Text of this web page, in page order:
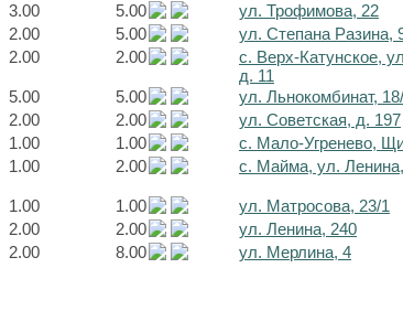
3.00 5.00 ул. Трофимова, 22
2.00 5.00 ул. Степана Разина,
2.00 2.00
с. Верх-Катунское,
д. 11
5.00 5.00 ул. Льнокомбинат,
2.00 2.00 ул. Советская, д. 197
1.00 1.00 с. Мало-Угренево,
1.00 2.00 с. Майма, ул.
1.00 1.00 ул. Матросова, 23/1
2.00 2.00 ул. Ленина, 240
2.00 8.00 ул. Мерлина, 4